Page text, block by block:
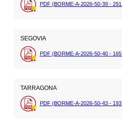
PDF (BORME-A-2026-50-39 - 291
SEGOVIA
PDF (BORME-A-2026-50-40 - 165
TARRAGONA
PDF (BORME-A-2026-50-43 - 193